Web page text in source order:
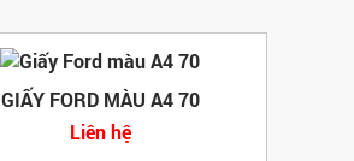
GIẤY FORD MÀU A4 70
Liên hệ